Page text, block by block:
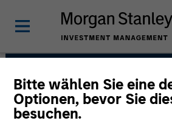
Bitte wählen Sie eine
Optionen, bevor Sie
besuchen.
AIP
Group